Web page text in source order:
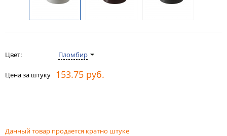
Цвет: Пломбир
Цена за штуку 153.75 руб.
Данный товар продается кратно штуке